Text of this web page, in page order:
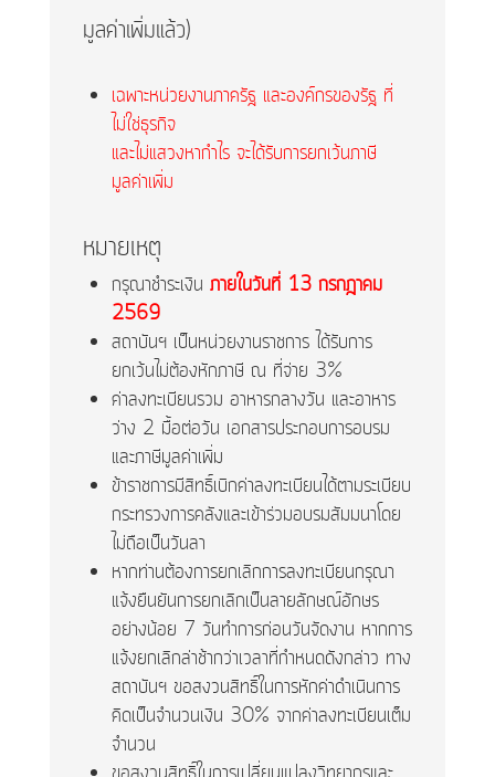
มูลค่าเพิ่มแล้ว)
เฉพาะหน่วยงานภาครัฐ และองค์กรของรัฐ ที่
ไม่ใช่ธุรกิจ
และไม่แสวงหากำไร จะได้รับการยกเว้นภาษี
มูลค่าเพิ่ม
หมายเหตุ
กรุณาชำระเงิน ภายในวันที่ 13 กรกฎาคม
2569
สถาบันฯ เป็นหน่วยงานราชการ ได้รับการ
ยกเว้นไม่ต้องหักภาษี ณ ที่จ่าย 3%
ค่าลงทะเบียนรวม อาหารกลางวัน และอาหาร
ว่าง 2 มื้อต่อวัน เอกสารประกอบการอบรม
และภาษีมูลค่าเพิ่ม
ข้าราชการมีสิทธิ์เบิกค่าลงทะเบียนได้ตามระเบียบ
กระทรวงการคลังและเข้าร่วมอบรมสัมมนาโดย
ไม่ถือเป็นวันลา
หากท่านต้องการยกเลิกการลงทะเบียนกรุณา
แจ้งยืนยันการยกเลิกเป็นลายลักษณ์อักษร
อย่างน้อย 7 วันทำการก่อนวันจัดงาน หากการ
แจ้งยกเลิกล่าช้ากว่าเวลาที่กำหนดดังกล่าว ทาง
สถาบันฯ ขอสงวนสิทธิ์ในการหักค่าดำเนินการ
คิดเป็นจำนวนเงิน 30% จากค่าลงทะเบียนเต็ม
จำนวน